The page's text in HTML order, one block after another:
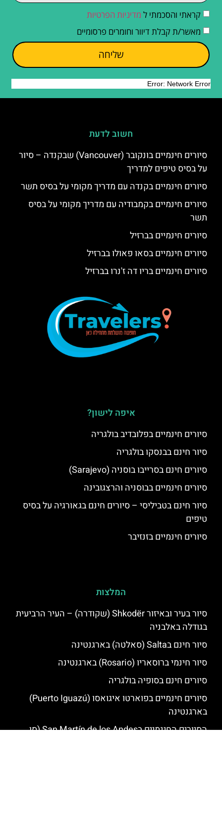
קראתי והסכמתי ל מדיניות הפרטיות
מאשר/ת קבלת דיוור וחומרים פרסומיים
שליחה
חשוב לדעת
סיורים חינמיים בונקובר (Vancouver) שבקנדה – סיור
על בסיס טיפים למדריך
סיורים חינמיים בקנדה עם מדריך מקומי על בסיס תשר
סיורים חינמיים בקמבודיה עם מדריך מקומי על בסיס
תשר
סיורים חינמיים בברזיל
סיורים חינמיים בסאו פאולו בברזיל
סיורים חינמיים בריו דה ז'נרו בברזיל
איפה לישון?
סיורים חינמיים בפלובדיב בולגריה
סיור חינם בבנסקו בולגריה
סיורים חינם בסרייבו בוסניה (Sarajevo)
סיורים חינמיים בבוסניה והרצגובינה
סיור חינם בטביליסי – סיורים חינם בגאורגיה על בסיס
טיפים
סיורים חינמיים בזנזיבר
המלצות
סיור בעיר ובאיזור Shkodër (שקודרה) – העיר הרביעית
בגודלה באלבניה
סיור חינם בSalta (סאלטה) בארגנטינה
סיור חינמי ברוסאריו (Rosario) בארגנטינה
סיורים חינם בסופיה בולגריה
סיורים חינמיים בפוארטו איגואסו (Puerto Iguazú)
בארגנטינה
הסיורים החינמיים בSan Martín de los Andes (סן